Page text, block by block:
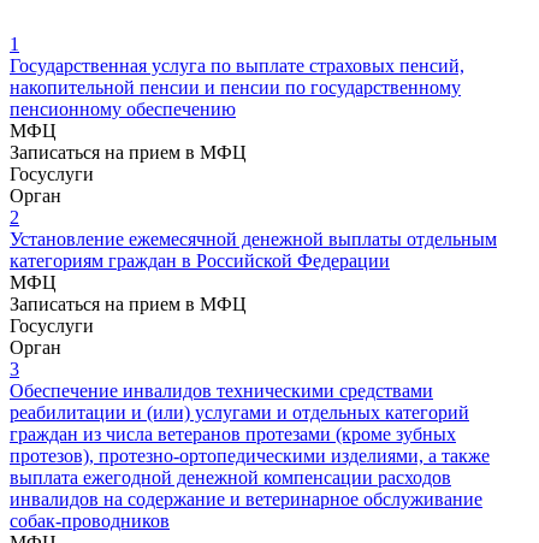
1
Государственная услуга по выплате страховых пенсий,
накопительной пенсии и пенсии по государственному
пенсионному обеспечению
МФЦ
Записаться на прием в МФЦ
Госуслуги
Орган
2
Установление ежемесячной денежной выплаты отдельным
категориям граждан в Российской Федерации
МФЦ
Записаться на прием в МФЦ
Госуслуги
Орган
3
Обеспечение инвалидов техническими средствами
реабилитации и (или) услугами и отдельных категорий
граждан из числа ветеранов протезами (кроме зубных
протезов), протезно-ортопедическими изделиями, а также
выплата ежегодной денежной компенсации расходов
инвалидов на содержание и ветеринарное обслуживание
собак-проводников